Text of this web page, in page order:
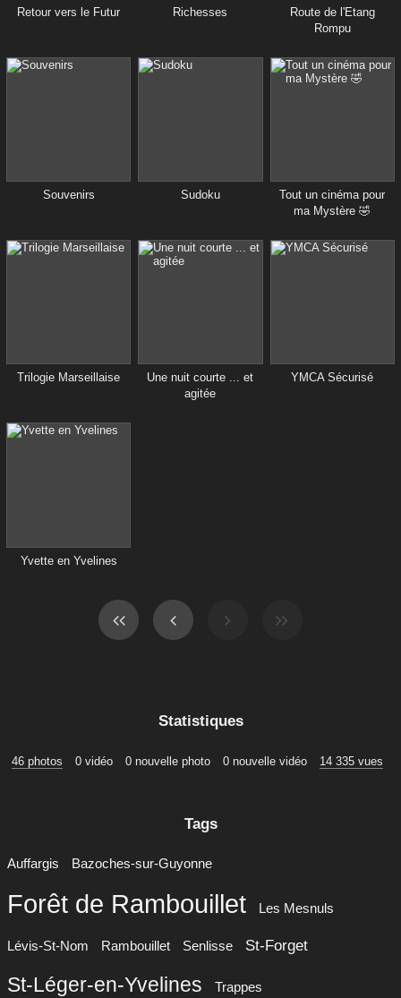
Retour vers le Futur Richesses
Route de l'Etang
Rompu
Souvenirs Sudoku
Tout un cinéma pour
ma Mystère 🤣
Trilogie Marseillaise
Une nuit courte ... et
agitée
YMCA Sécurisé
Yvette en Yvelines
Statistiques
46 photos 0 vidéo 0 nouvelle photo 0 nouvelle vidéo 14 335 vues
Tags
Auffargis Bazoches-sur-Guyonne
Forêt de Rambouillet Les Mesnuls
Lévis-St-Nom Rambouillet Senlisse St-Forget
St-Léger-en-Yvelines Trappes